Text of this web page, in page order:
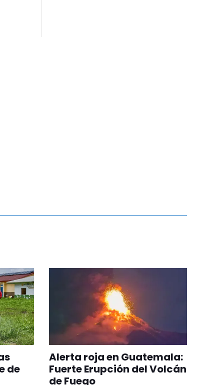
de
Alerta roja en Guatemala:
Fuerte Erupción del Volcán
de Fuego